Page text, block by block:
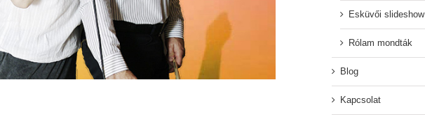
Esküvői slideshow
Rólam mondták
Blog
Kapcsolat